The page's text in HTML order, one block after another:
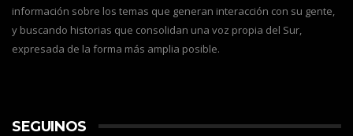
información sobre los temas que generan interacción con su gente,
y buscando historias que consolidan una voz propia del Sur,
expresada de la forma más amplia posible.
SEGUINOS